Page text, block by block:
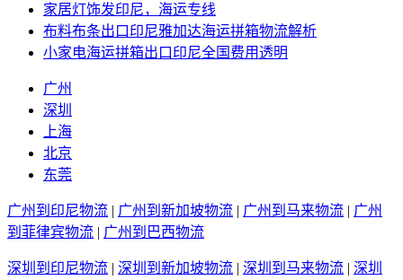
家居灯饰发印尼，海运专线
布料布条出口印尼雅加达海运拼箱物流解析
小家电海运拼箱出口印尼全国费用透明
广州
深圳
上海
北京
东莞
广州到印尼物流 | 广州到新加坡物流 | 广州到马来物流 | 广州
到菲律宾物流 | 广州到巴西物流
深圳到印尼物流 | 深圳到新加坡物流 | 深圳到马来物流 | 深圳